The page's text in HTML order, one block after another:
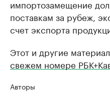
импортозамещение
поставкам за рубеж,
счет экспорта
Этот и другие
свежем номере
Авторы